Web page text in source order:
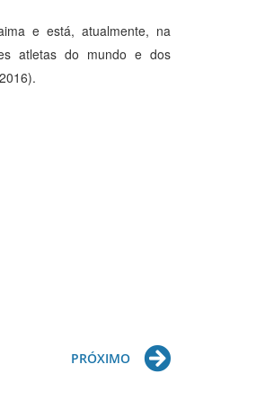
e está, atualmente, na
atletas do mundo e dos
PRÓXIMO Next